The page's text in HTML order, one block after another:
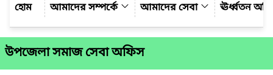
আমাদের সম্পর্কে
আমাদের সেবা ঊর্ধ্বতন
উপজেলা সমাজ সেবা অফিস